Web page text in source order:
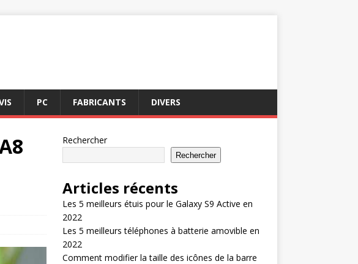
PC FABRICANTS DIVERS
Rechercher
Rechercher
Articles récents
Les 5 meilleurs étuis pour le Galaxy S9 Active en
2022
Les 5 meilleurs téléphones à batterie amovible en
2022
Comment modifier la taille des icônes de la barre